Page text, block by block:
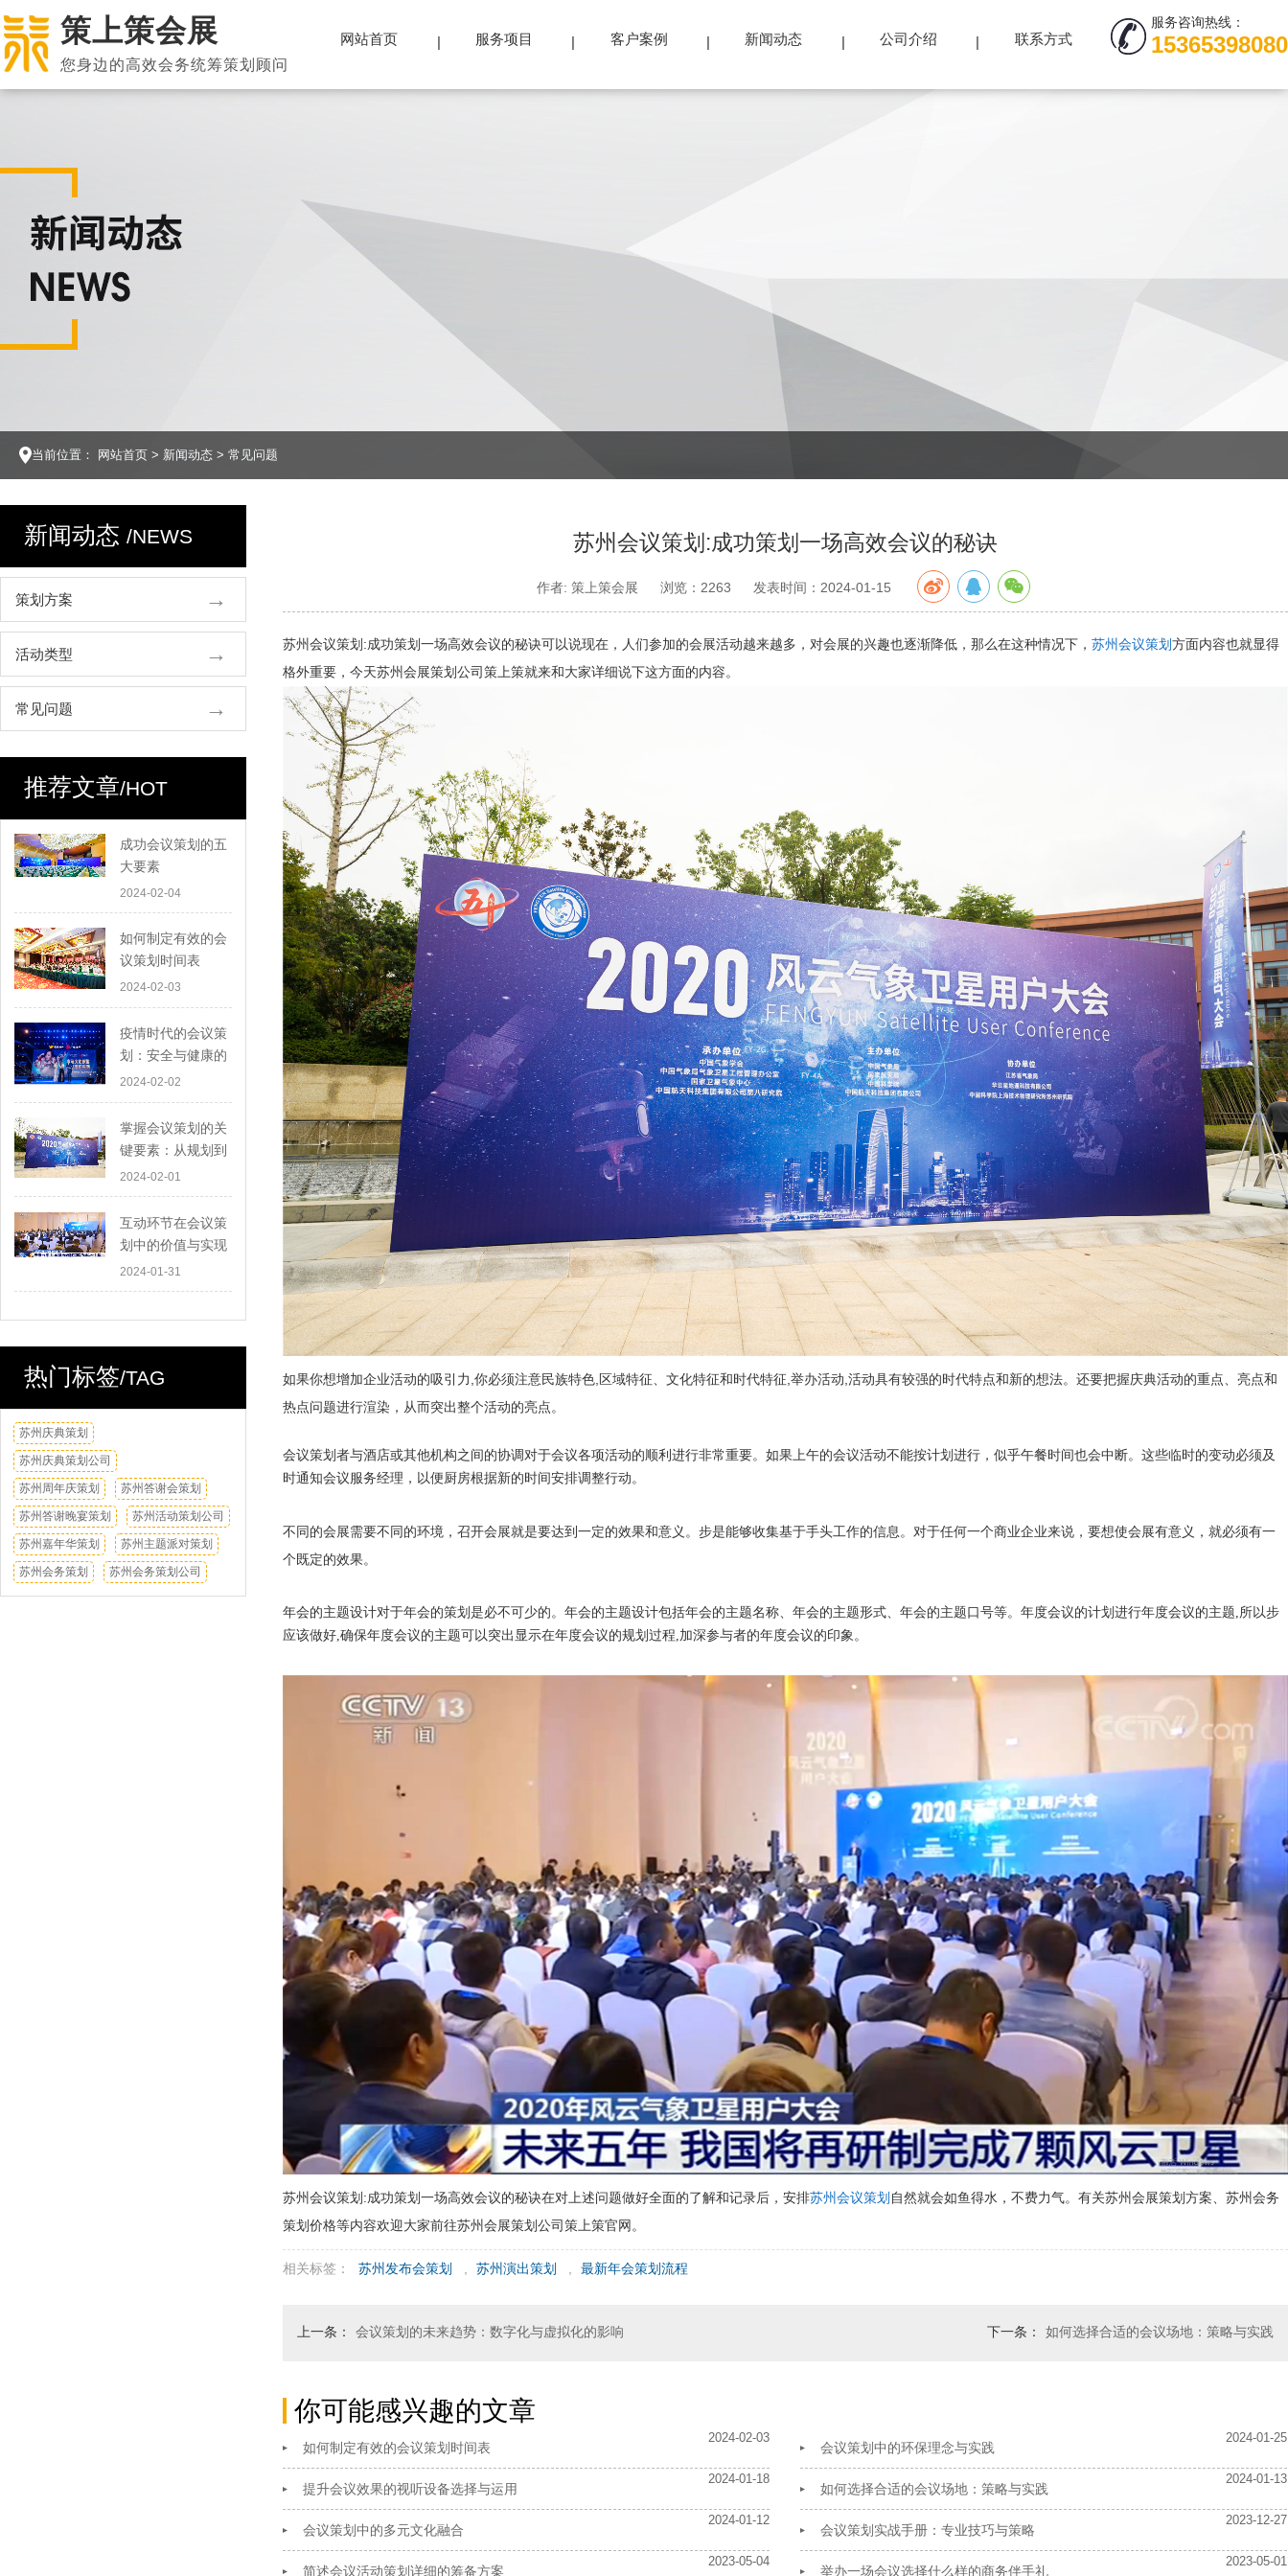
策上策会展
您身边的高效会务统筹策划顾问
服务咨询热线：
15365398080
网站首页 服务项目 客户案例 新闻动态 公司介绍 联系方式
当前位置： 网站首页> 新闻动态> 常见问题
新闻动态 /NEWS
策划方案
活动类型
常见问题
推荐文章/HOT
成功会议策划的五
大要素
2024-02-04
如何制定有效的会
议策划时间表
2024-02-03
疫情时代的会议策
划：安全与健康的
首要考虑
2024-02-02
掌握会议策划的关
键要素：从规划到
执行
2024-02-01
互动环节在会议策
划中的价值与实现
2024-01-31
热门标签/TAG
苏州庆典策划
苏州庆典策划公司
苏州周年庆策划 苏州答谢会策划
苏州答谢晚宴策划 苏州活动策划公司
苏州嘉年华策划 苏州主题派对策划
苏州会务策划 苏州会务策划公司
苏州会议策划:成功策划一场高效会议的秘诀
作者: 策上策会展 浏览：2263 发表时间：2024-01-15
苏州会议策划:成功策划一场高效会议的秘诀可以说现在，人们参加的会展活动越来越多，对会展的兴趣也逐渐降低，那么在这种情况下， 苏州会议策划方面内容也就显得
格外重要，今天苏州会展策划公司策上策就来和大家详细说下这方面的内容。
如果你想增加企业活动的吸引力,你必须注意民族特色,区域特征、文化特征和时代特征,举办活动,活动具有较强的时代特点和新的想法。还要把握庆典活动的重点、亮点和
热点问题进行渲染，从而突出整个活动的亮点。
会议策划者与酒店或其他机构之间的协调对于会议各项活动的顺利进行非常重要。如果上午的会议活动不能按计划进行，似乎午餐时间也会中断。这些临时的变动必须及
时通知会议服务经理，以便厨房根据新的时间安排调整行动。
不同的会展需要不同的环境，召开会展就是要达到一定的效果和意义。步是能够收集基于手头工作的信息。对于任何一个商业企业来说，要想使会展有意义，就必须有一
个既定的效果。
年会的主题设计对于年会的策划是必不可少的。年会的主题设计包括年会的主题名称、年会的主题形式、年会的主题口号等。年度会议的计划进行年度会议的主题,所以步
应该做好,确保年度会议的主题可以突出显示在年度会议的规划过程,加深参与者的年度会议的印象。
苏州会议策划:成功策划一场高效会议的秘诀在对上述问题做好全面的了解和记录后，安排苏州会议策划 自然就会如鱼得水，不费力气。有关苏州会展策划方案、苏州会务
策划价格等内容欢迎大家前往苏州会展策划公司策上策官网。
相关标签： 苏州发布会策划 苏州演出策划 最新年会策划流程
上一条： 会议策划的未来趋势：数字化与虚拟化的影响 下一条： 如何选择合适的会议场地：策略与实践
你可能感兴趣的文章
2024-02-03
如何制定有效的会议策划时间表
2024-01-25
会议策划中的环保理念与实践
2024-01-18
提升会议效果的视听设备选择与运用
2024-01-13
如何选择合适的会议场地：策略与实践
2024-01-12
会议策划中的多元文化融合
2023-12-27
会议策划实战手册：专业技巧与策略
2023-05-04
简述会议活动策划详细的筹备方案
2023-05-01
举办一场会议选择什么样的商务伴手礼